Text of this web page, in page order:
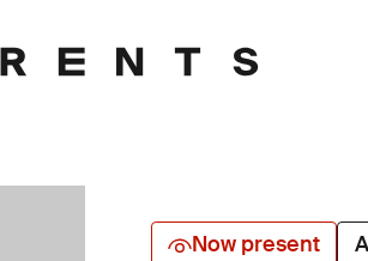
Now present